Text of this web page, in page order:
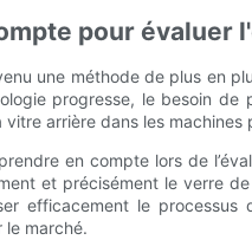
pour
une méthode de plus en
progresse, le besoin de
vitre arrière dans les
en compte lors de
et précisément le verre
efficacement le
le marché.